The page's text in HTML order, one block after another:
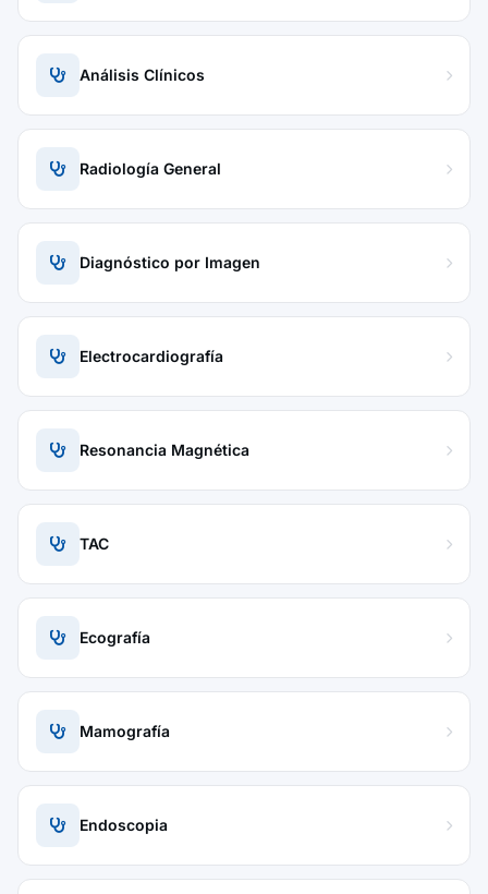
Análisis Clínicos
Radiología General
Diagnóstico por Imagen
Electrocardiografía
Resonancia Magnética
TAC
Ecografía
Mamografía
Endoscopia